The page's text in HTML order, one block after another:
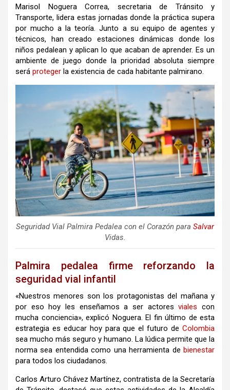
Marisol Noguera Correa, secretaria de Tránsito y
Transporte, lidera estas jornadas donde la práctica supera
por mucho a la teoría. Junto a su equipo de agentes y
técnicos, han creado estaciones dinámicas donde los
niños pedalean y aplican lo que acaban de aprender. Es un
ambiente de juego donde la prioridad absoluta siempre
será proteger la existencia de cada habitante palmirano.
Seguridad Vial Palmira Pedalea con el Corazón para Salvar
Vidas.
Palmira pedalea firme reforzando la
seguridad vial infantil
«Nuestros menores son los protagonistas del mañana y
por eso hoy les enseñamos a ser actoresviales con
mucha conciencia», explicó Noguera. El fin último de esta
estrategia es educar hoy para que el futuro de Colombia
sea mucho más seguro y humano. La lúdica permite que la
norma sea entendida como una herramienta de bienestar
para todos los ciudadanos.
Carlos Arturo Chávez Martínez, contratista de la Secretaría